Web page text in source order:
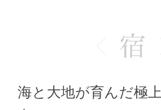
海と大地が育んだ極